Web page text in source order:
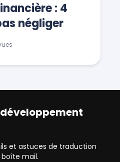
: 4
négliger
et astuces de traduction
mail.